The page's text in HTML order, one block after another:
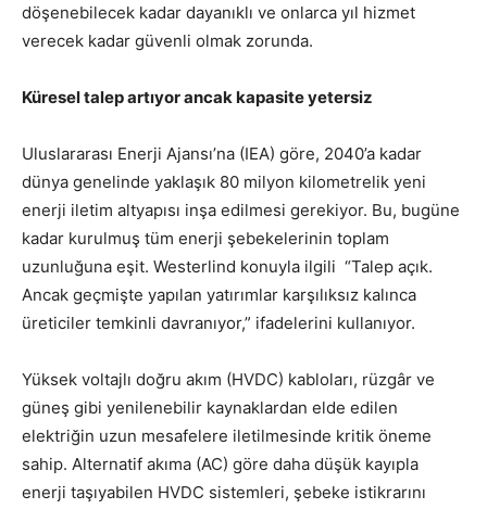
döşenebilecek kadar dayanıklı ve onlarca yıl hizmet
verecek kadar güvenli olmak zorunda.
Küresel talep artıyor ancak kapasite yetersiz
Uluslararası Enerji Ajansı’na (IEA) göre, 2040’a kadar
dünya genelinde yaklaşık 80 milyon kilometrelik yeni
enerji iletim altyapısı inşa edilmesi gerekiyor. Bu, bugüne
kadar kurulmuş tüm enerji şebekelerinin toplam
uzunluğuna eşit. Westerlind konuyla ilgili “Talep açık.
Ancak geçmişte yapılan yatırımlar karşılıksız kalınca
üreticiler temkinli davranıyor,” ifadelerini kullanıyor.
Yüksek voltajlı doğru akım (HVDC) kabloları, rüzgâr ve
güneş gibi yenilenebilir kaynaklardan elde edilen
elektriğin uzun mesafelere iletilmesinde kritik öneme
sahip. Alternatif akıma (AC) göre daha düşük kayıpla
enerji taşıyabilen HVDC sistemleri, şebeke istikrarını